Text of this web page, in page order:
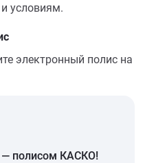
условиям.
электронный полис на
— полисом КАСКО!